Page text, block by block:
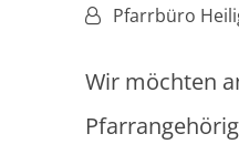
Von:Pfarrbüro
Wir möchten